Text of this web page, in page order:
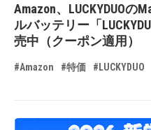
Amazon、LUCKYDUOの
ルバッテリー「
売中（クーポン適用）
#Amazon #特価 #LUCKYDUO